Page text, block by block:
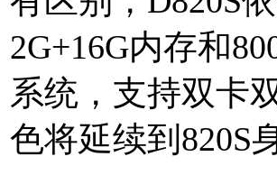
2G+16G内存和
系统，支持双卡
色将延续到820S